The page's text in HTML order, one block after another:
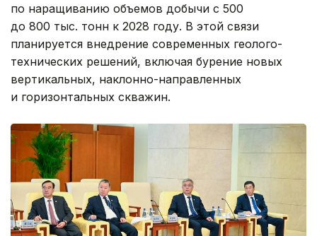
по наращиванию объемов добычи с 500
до 800 тыс. тонн к 2028 году. В этой связи
планируется внедрение современных геолого-
технических решений, включая бурение новых
вертикальных, наклонно-направленных
и горизонтальных скважин.